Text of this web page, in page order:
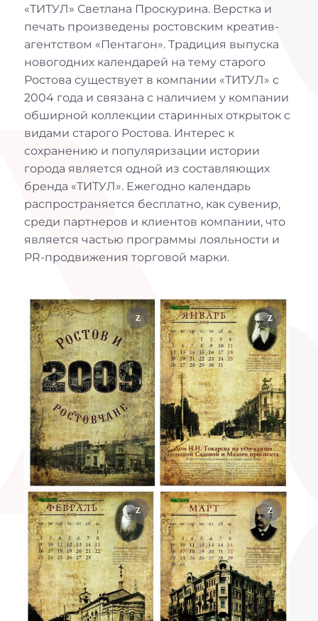
«ТИТУЛ» Светлана Проскурина. Верстка и
печать произведены ростовским креатив-
агентством «Пентагон». Традиция выпуска
новогодних календарей на тему старого
Ростова существует в компании «ТИТУЛ» с
2004 года и связана с наличием у компании
обширной коллекции старинных открыток с
видами старого Ростова. Интерес к
сохранению и популяризации истории
города является одной из составляющих
бренда «ТИТУЛ». Ежегодно календарь
распространяется бесплатно, как сувенир,
среди партнеров и клиентов компании, что
является частью программы лояльности и
PR-продвижения торговой марки.